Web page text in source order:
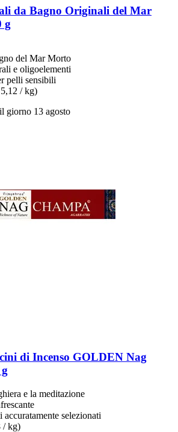
da Bagno Originali del Mar
g
del Mar Morto
e oligoelementi
pelli sensibili
/ kg)
giorno 13 agosto
di Incenso GOLDEN Nag
e la meditazione
accuratamente selezionati
/ kg)